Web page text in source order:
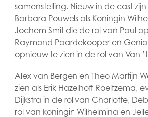
samenstelling. Nieuw in de cast
Barbara Pouwels als Koningin
Jochem Smit die de rol van Paul
Raymond Paardekooper en
opnieuw te zien in de rol van Van
Alex van Bergen en Theo Martijn
zien als Erik Hazelhoff Roelfzema,
Dijkstra in de rol van Charlotte,
rol van koningin Wilhelmina en